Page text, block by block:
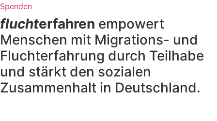
Spenden
fluchterfahren empowert
Menschen mit Migrations- und
Fluchterfahrung durch Teilhabe
und stärkt den sozialen
Zusammenhalt in Deutschland.